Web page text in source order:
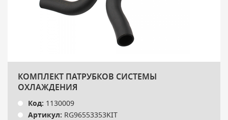
КОМПЛЕКТ ПАТРУБКОВ СИСТЕМЫ
ОХЛАЖДЕНИЯ
Код: 1130009
Артикул: RG96553353KIT